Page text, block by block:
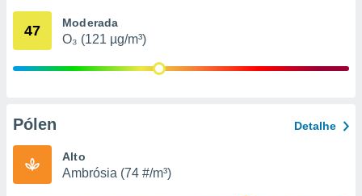
através
estudos
47 Moderada
O₃ (121 µg/m³)
Pólen Detalhe
Alto
Ambrósia (74 #/m³)